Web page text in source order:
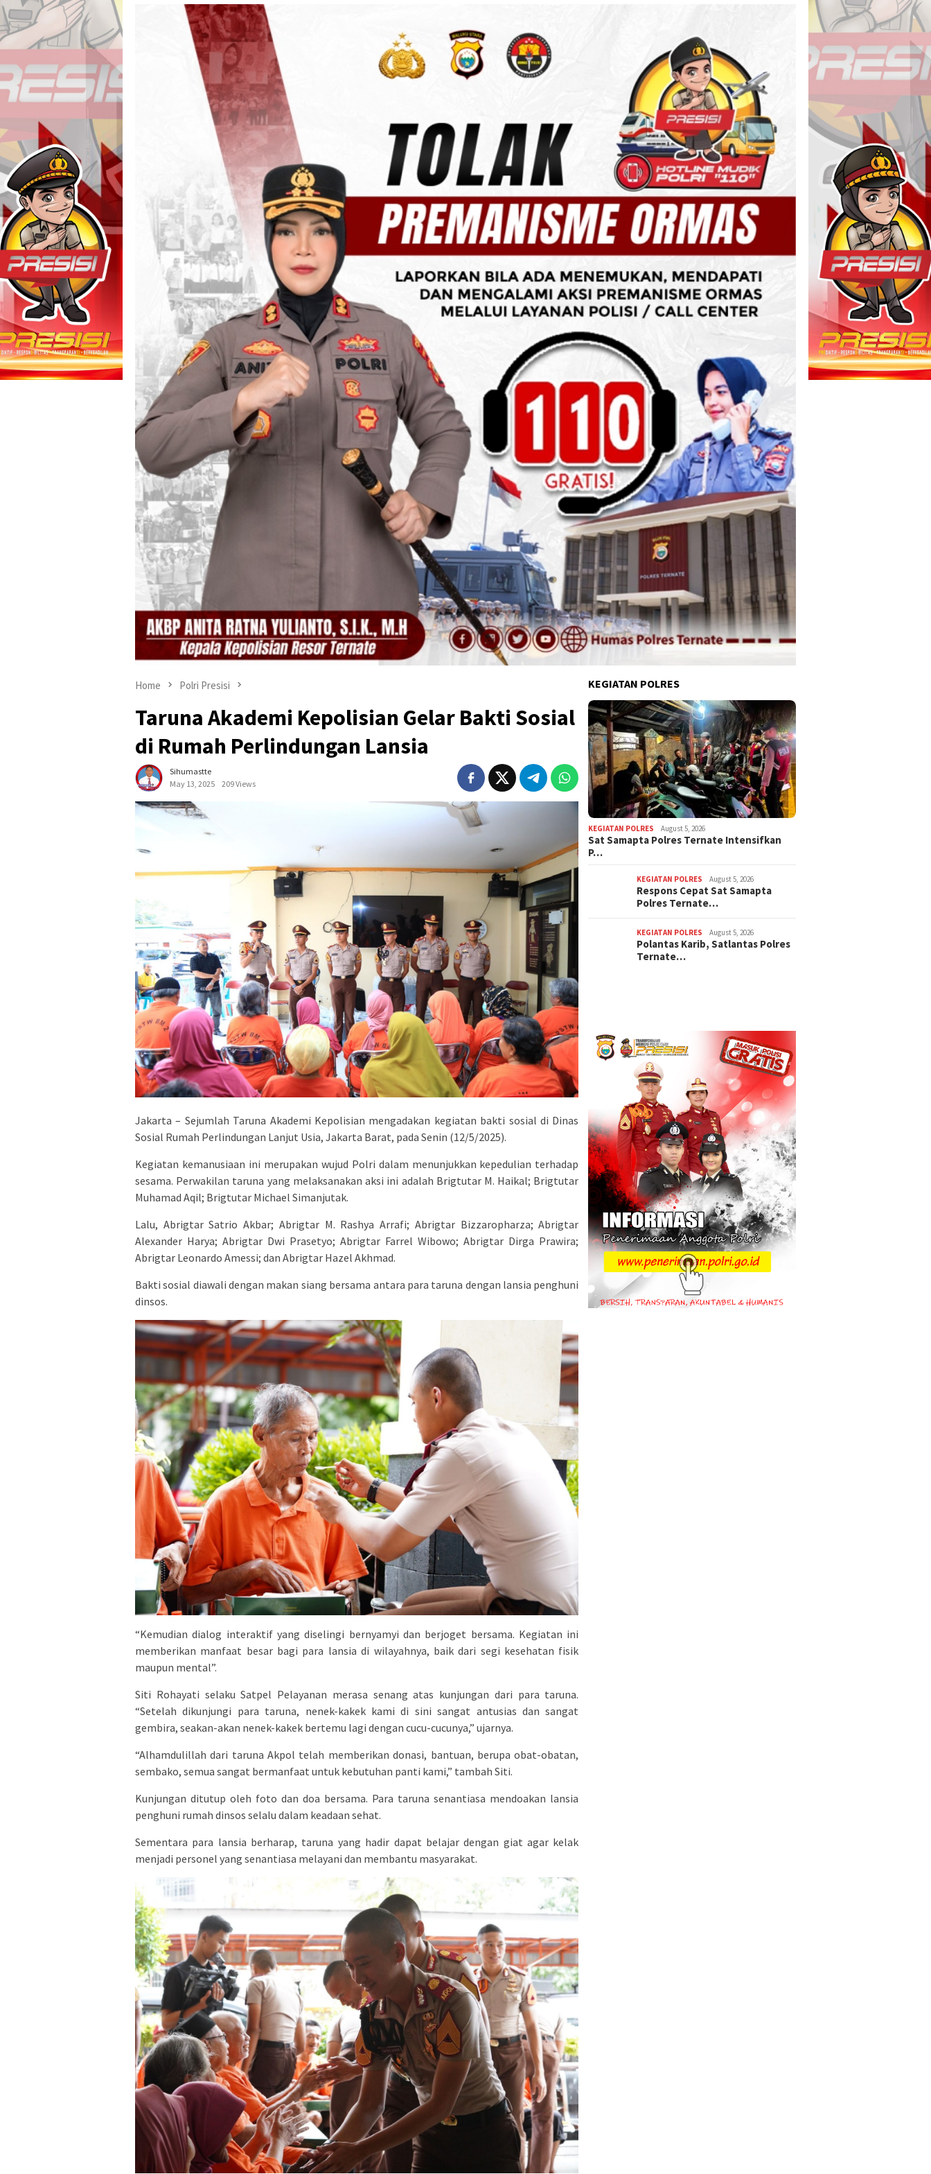
Home Polri Presisi
Taruna Akademi Kepolisian Gelar Bakti Sosial
di Rumah Perlindungan Lansia
Sihumastte
May 13, 2025
209 Views
Jakarta – Sejumlah Taruna Akademi Kepolisian mengadakan kegiatan bakti sosial di Dinas
Sosial Rumah Perlindungan Lanjut Usia, Jakarta Barat, pada Senin (12/5/2025).
Kegiatan kemanusiaan ini merupakan wujud Polri dalam menunjukkan kepedulian terhadap
sesama. Perwakilan taruna yang melaksanakan aksi ini adalah Brigtutar M. Haikal; Brigtutar
Muhamad Aqil; Brigtutar Michael Simanjutak.
Lalu, Abrigtar Satrio Akbar; Abrigtar M. Rashya Arrafi; Abrigtar Bizzaropharza; Abrigtar
Alexander Harya; Abrigtar Dwi Prasetyo; Abrigtar Farrel Wibowo; Abrigtar Dirga Prawira;
Abrigtar Leonardo Amessi; dan Abrigtar Hazel Akhmad.
Bakti sosial diawali dengan makan siang bersama antara para taruna dengan lansia penghuni
dinsos.
“Kemudian dialog interaktif yang diselingi bernyamyi dan berjoget bersama. Kegiatan ini
memberikan manfaat besar bagi para lansia di wilayahnya, baik dari segi kesehatan fisik
maupun mental”.
Siti Rohayati selaku Satpel Pelayanan merasa senang atas kunjungan dari para taruna.
“Setelah dikunjungi para taruna, nenek-kakek kami di sini sangat antusias dan sangat
gembira, seakan-akan nenek-kakek bertemu lagi dengan cucu-cucunya,” ujarnya.
“Alhamdulillah dari taruna Akpol telah memberikan donasi, bantuan, berupa obat-obatan,
sembako, semua sangat bermanfaat untuk kebutuhan panti kami,” tambah Siti.
Kunjungan ditutup oleh foto dan doa bersama. Para taruna senantiasa mendoakan lansia
penghuni rumah dinsos selalu dalam keadaan sehat.
Sementara para lansia berharap, taruna yang hadir dapat belajar dengan giat agar kelak
menjadi personel yang senantiasa melayani dan membantu masyarakat.
KEGIATAN POLRES
KEGIATAN POLRES August 5, 2026
Sat Samapta Polres Ternate Intensifkan
P…
KEGIATAN POLRES August 5, 2026
Respons Cepat Sat Samapta
Polres Ternate…
KEGIATAN POLRES August 5, 2026
Polantas Karib, Satlantas Polres
Ternate…